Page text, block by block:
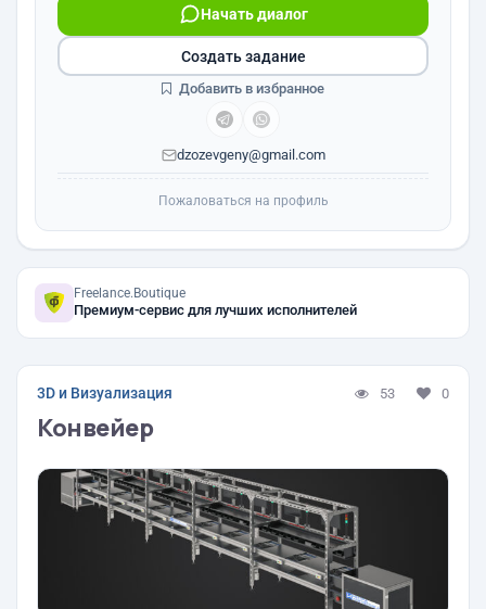
Начать диалог
dzozevgeny@gmail.com
Создать задание
Добавить в избранное
Пожаловаться на профиль
Freelance.Boutique
Премиум-сервис для лучших исполнителей
3D и Визуализация 53 0
Конвейер